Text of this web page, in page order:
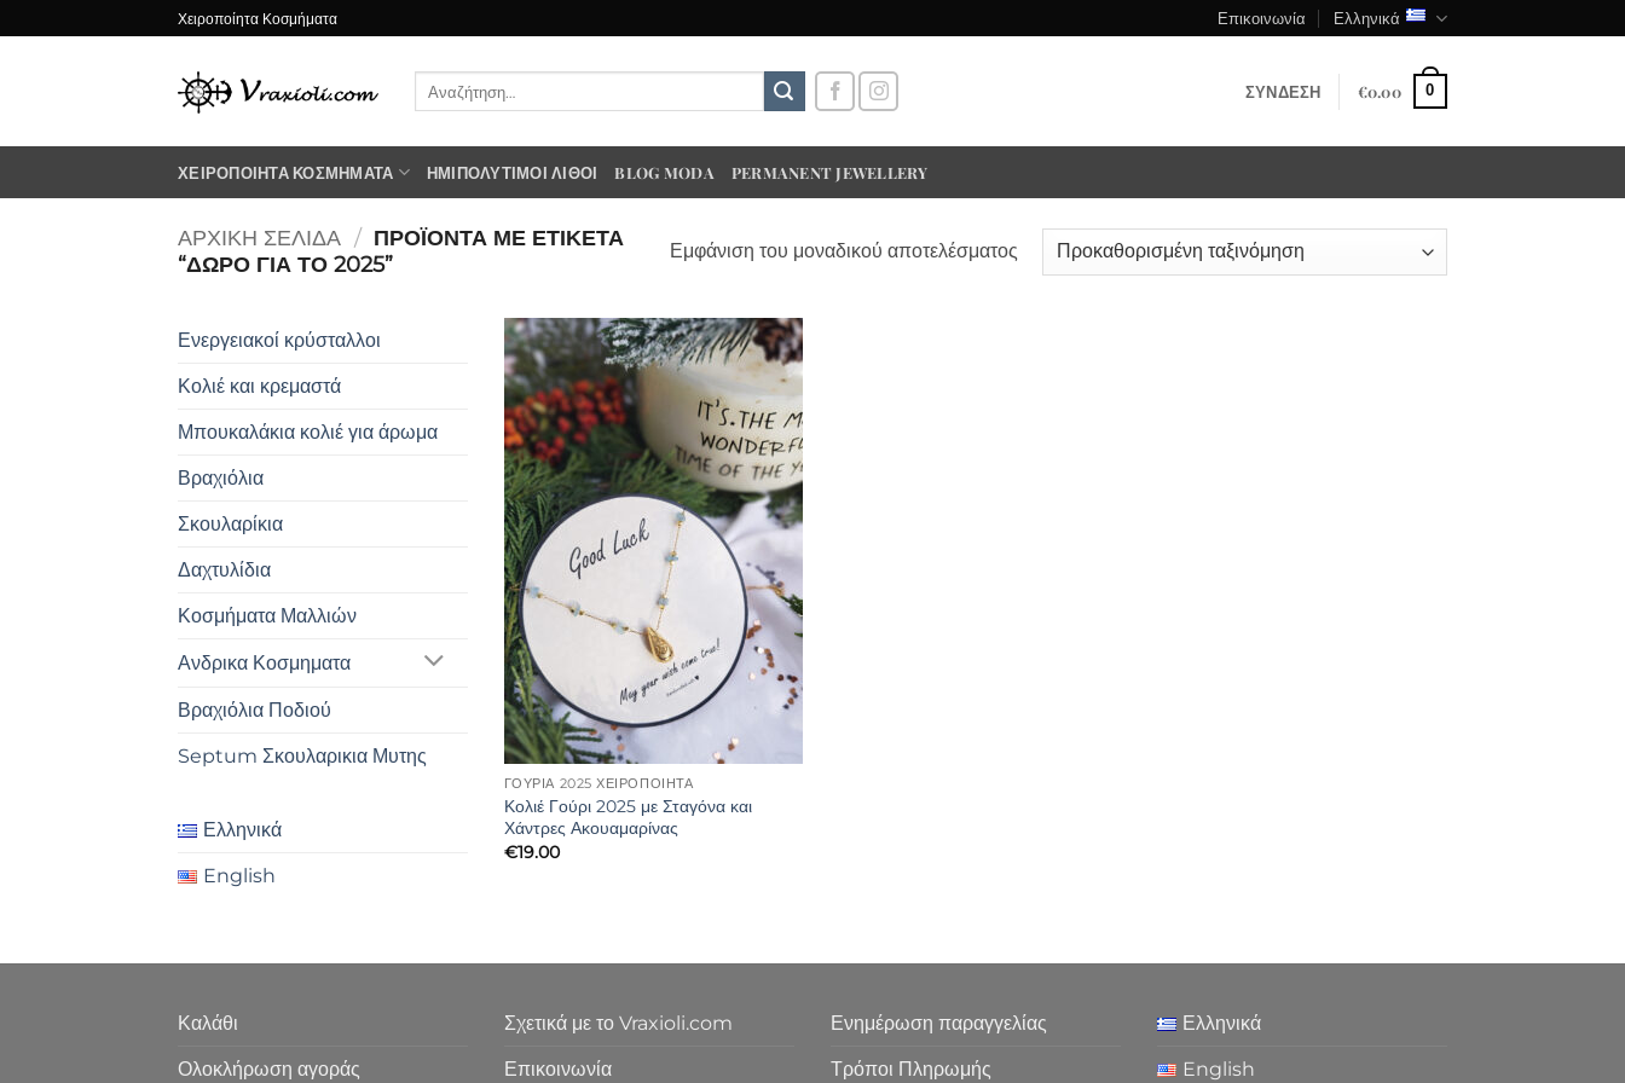
στο
Χειροποίητα Κοσμήματα Επικοινωνία Ελληνικά
ΣΎΝΔΕΣΗ €0.00 0
ΧΕΙΡΟΠΟΊΗΤΑ ΚΟΣΜΉΜΑΤΑ ΗΜΙΠΟΛΎΤΙΜΟΙ ΛΊΘΟΙ BLOG MODA PERMANENT JEWELLERY
ΑΡΧΙΚΉ ΣΕΛΊΔΑ / ΠΡΟΪΌΝΤΑ ΜΕ ΕΤΙΚΈΤΑ
“ΔΏΡΟ ΓΙΑ ΤΟ 2025”
Εμφάνιση του μοναδικού αποτελέσματος
Ενεργειακοί κρύσταλλοι
Κολιέ και κρεμαστά
Μπουκαλάκια κολιέ για άρωμα
Βραχιόλια
Σκουλαρίκια
Δαχτυλίδια
Κοσμήματα Μαλλιών
Ανδρικα Κοσμηματα
Βραχιόλια Ποδιού
Septum Σκουλαρικια Μυτης
Ελληνικά
English
ΓΟΎΡΙΑ 2025 ΧΕΙΡΟΠΟΊΗΤΑ
Κολιέ Γούρι 2025 με Σταγόνα και
Χάντρες Ακουαμαρίνας
€19.00
Καλάθι
Ολοκλήρωση αγοράς
Σχετικά με το Vraxioli.com
Επικοινωνία
Ενημέρωση παραγγελίας
Τρόποι Πληρωμής
Ελληνικά
English